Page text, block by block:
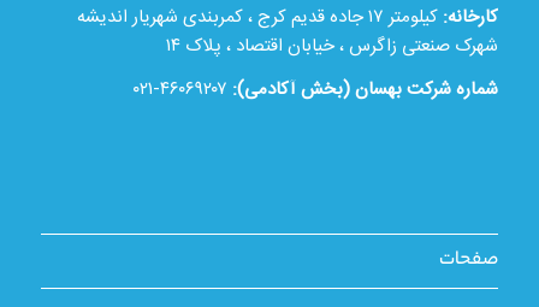
کارخانه:
کیلومتر ۱۷ جاده قدیم کرج ، کمربندی شهریار اندیشه
شهرک صنعتی زاگرس ، خیابان اقتصاد ، پلاک ۱۴
شماره شرکت بهسان (بخش آکادمی): ۴۶۰۶۹۲۰۷-۰۲۱
صفحات